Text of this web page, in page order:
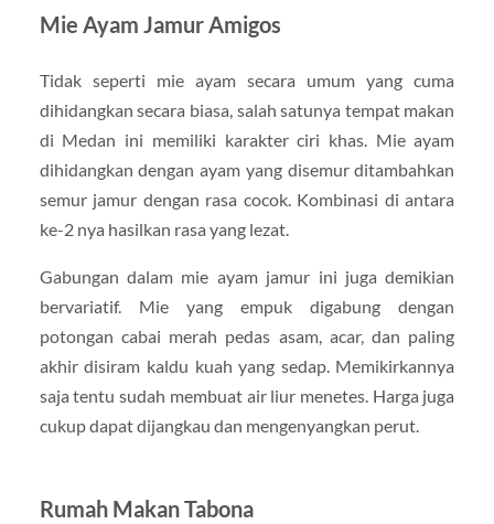
Mie Ayam Jamur Amigos
Tidak seperti mie ayam secara umum yang cuma
dihidangkan secara biasa, salah satunya tempat makan
di Medan ini memiliki karakter ciri khas. Mie ayam
dihidangkan dengan ayam yang disemur ditambahkan
semur jamur dengan rasa cocok. Kombinasi di antara
ke-2 nya hasilkan rasa yang lezat.
Gabungan dalam mie ayam jamur ini juga demikian
bervariatif. Mie yang empuk digabung dengan
potongan cabai merah pedas asam, acar, dan paling
akhir disiram kaldu kuah yang sedap. Memikirkannya
saja tentu sudah membuat air liur menetes. Harga juga
cukup dapat dijangkau dan mengenyangkan perut.
Rumah Makan Tabona